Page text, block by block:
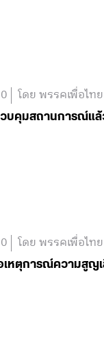
โดย พรรคเพื่อไทย
วบคุมสถานการณ์แ
โดย พรรคเพื่อไทย
เหตุการณ์ความสู